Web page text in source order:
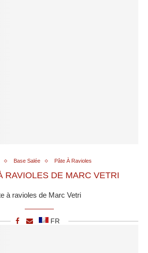
Base Salée Pâte À Ravioles
RAVIOLES DE MARC VETRI
à ravioles de Marc Vetri
FR